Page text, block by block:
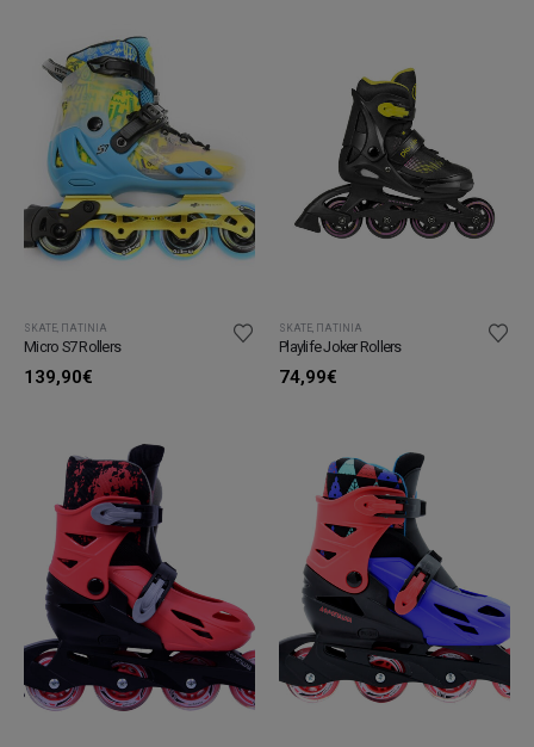
SKATE ΠΑΤΊΝΙΑ
Micro S7 Rollers
139,90€
SKATE ΠΑΤΊΝΙΑ
Playlife Joker Rollers
74,99€